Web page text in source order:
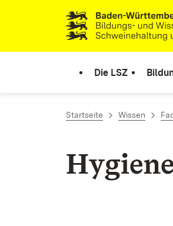
Zum Inhalt springen
Link zur Startseite
Die LSZ
Startseite Wissen